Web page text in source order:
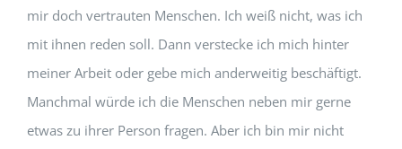
mir doch vertrauten Menschen. Ich weiß nicht, was ich
mit ihnen reden soll. Dann verstecke ich mich hinter
meiner Arbeit oder gebe mich anderweitig beschäftigt.
Manchmal würde ich die Menschen neben mir gerne
etwas zu ihrer Person fragen. Aber ich bin mir nicht